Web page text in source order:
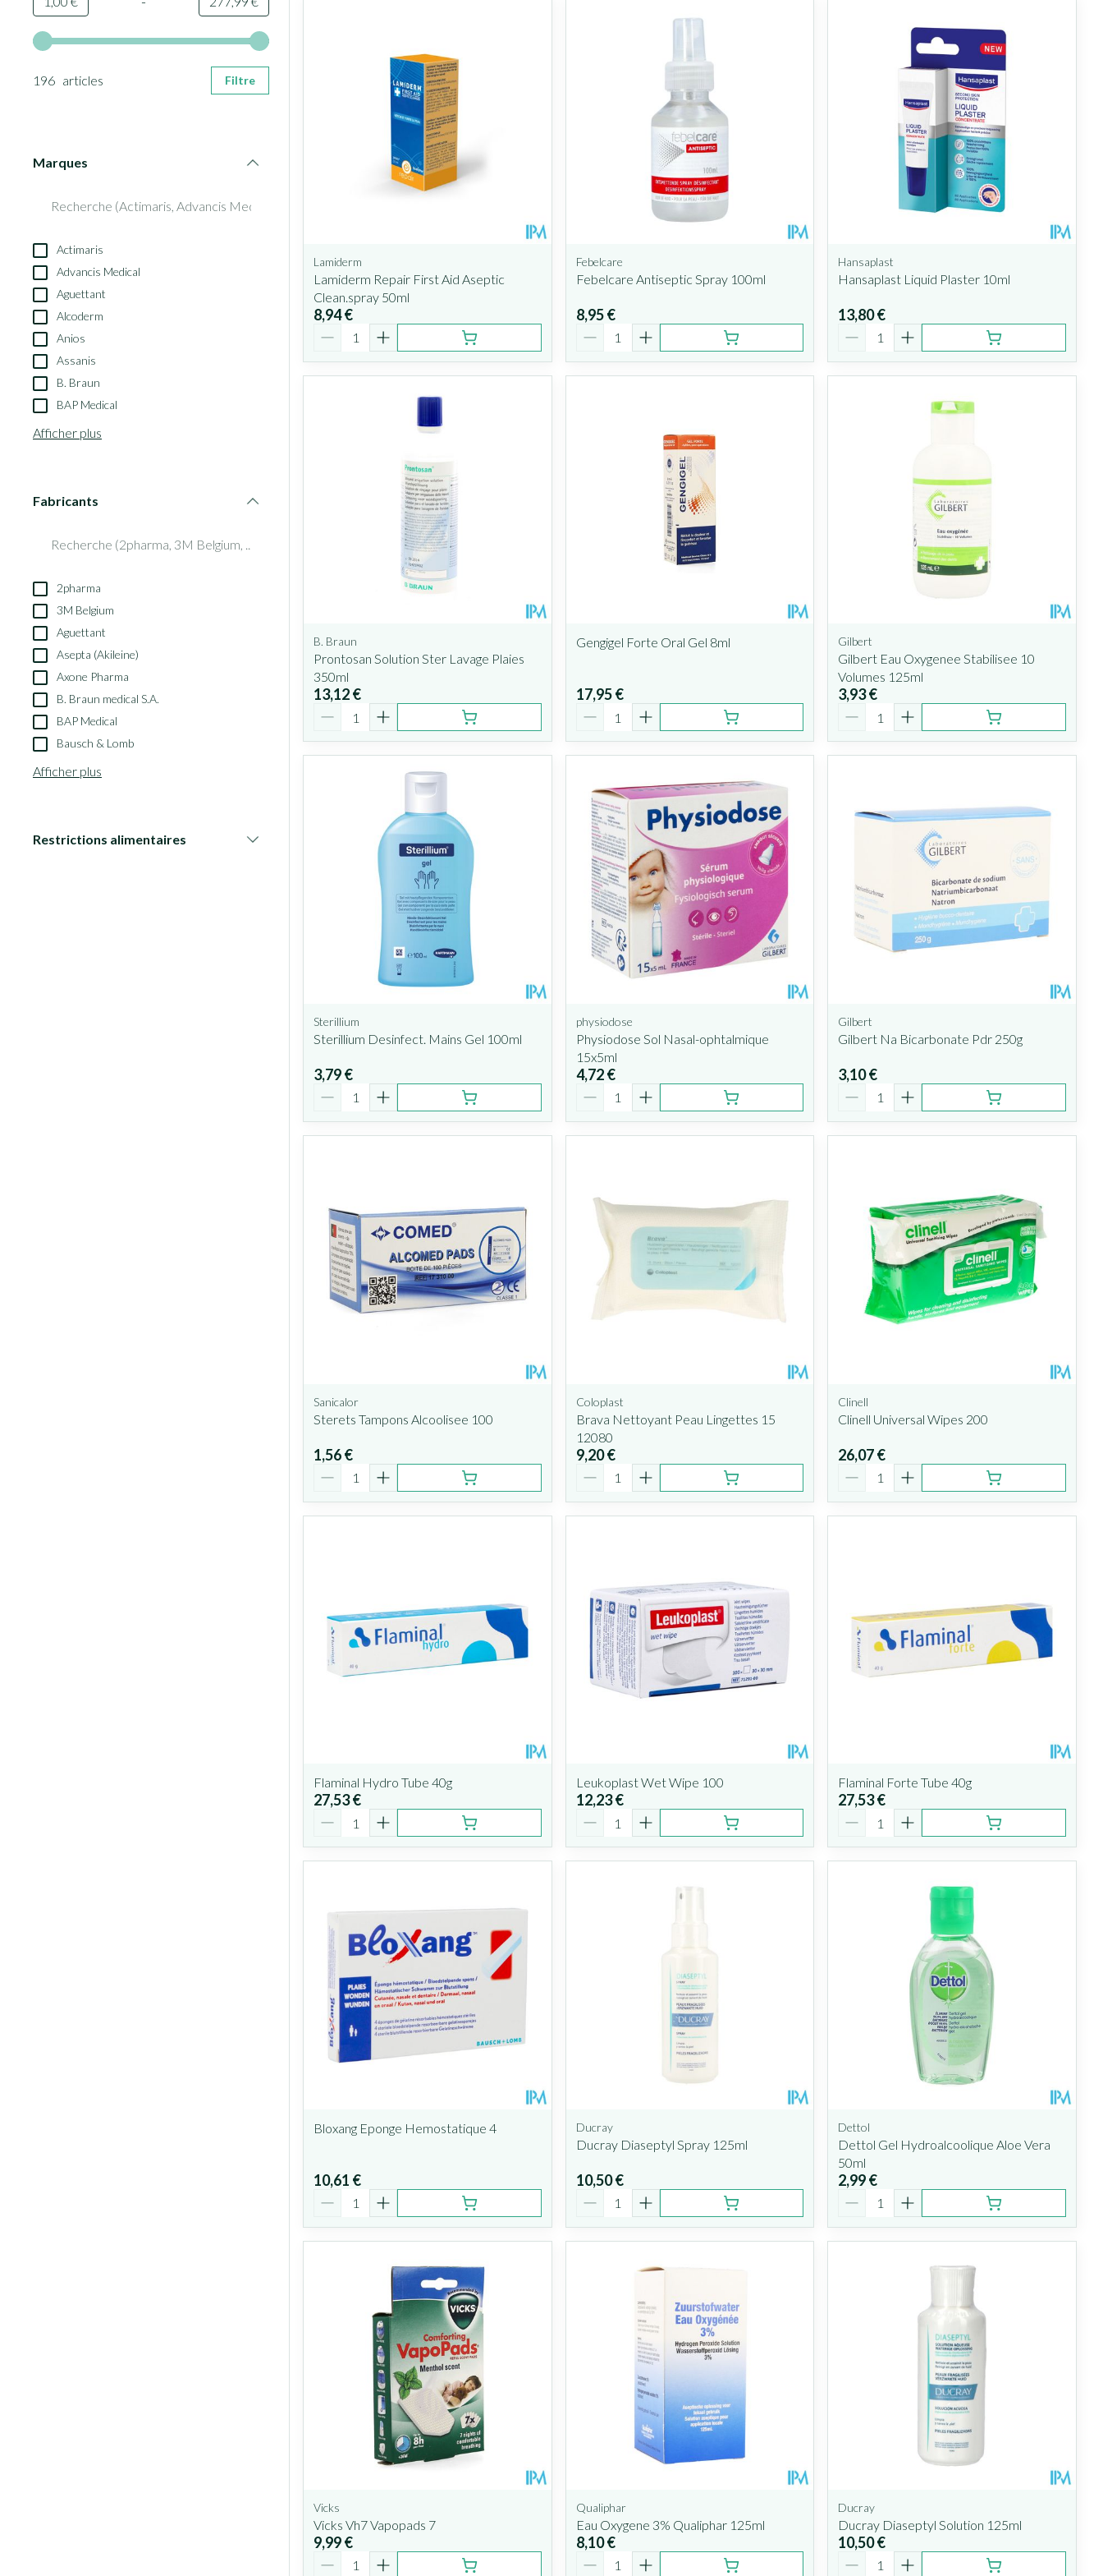
Utilisez les touches fléchées gauche et droite pour ajuster les valeurs minimales et maximales du prix.
196 articles Filtre
Marques
Actimaris
Advancis Medical
Aguettant
Alcoderm
Anios
Assanis
B. Braun
BAP Medical
Afficher plus
Fabricants
2pharma
3M Belgium
Aguettant
Asepta (Akileine)
Axone Pharma
B. Braun medical S.A.
BAP Medical
Bausch & Lomb
Afficher plus
Restrictions alimentaires
Lamiderm
Lamiderm Repair First Aid Aseptic
Clean.spray 50ml
8,94 €
Quantité
Febelcare
Febelcare Antiseptic Spray 100ml
8,95 €
Quantité
Hansaplast
Hansaplast Liquid Plaster 10ml
13,80 €
Quantité
B. Braun
Prontosan Solution Ster Lavage Plaies
350ml
13,12 €
Quantité
Gengigel Forte Oral Gel 8ml
17,95 €
Quantité
Gilbert
Gilbert Eau Oxygenee Stabilisee 10
Volumes 125ml
3,93 €
Quantité
Sterillium
Sterillium Desinfect. Mains Gel 100ml
3,79 €
Quantité
physiodose
Physiodose Sol Nasal-ophtalmique
15x5ml
4,72 €
Quantité
Gilbert
Gilbert Na Bicarbonate Pdr 250g
3,10 €
Quantité
Sanicalor
Sterets Tampons Alcoolisee 100
1,56 €
Quantité
Coloplast
Brava Nettoyant Peau Lingettes 15
12080
9,20 €
Quantité
Clinell
Clinell Universal Wipes 200
26,07 €
Quantité
Flaminal Hydro Tube 40g
27,53 €
Quantité
Leukoplast Wet Wipe 100
12,23 €
Quantité
Flaminal Forte Tube 40g
27,53 €
Quantité
Bloxang Eponge Hemostatique 4
10,61 €
Quantité
Ducray
Ducray Diaseptyl Spray 125ml
10,50 €
Quantité
Dettol
Dettol Gel Hydroalcoolique Aloe Vera
50ml
2,99 €
Quantité
Vicks
Vicks Vh7 Vapopads 7
9,99 €
Quantité
Qualiphar
Eau Oxygene 3% Qualiphar 125ml
8,10 €
Quantité
Ducray
Ducray Diaseptyl Solution 125ml
10,50 €
Quantité